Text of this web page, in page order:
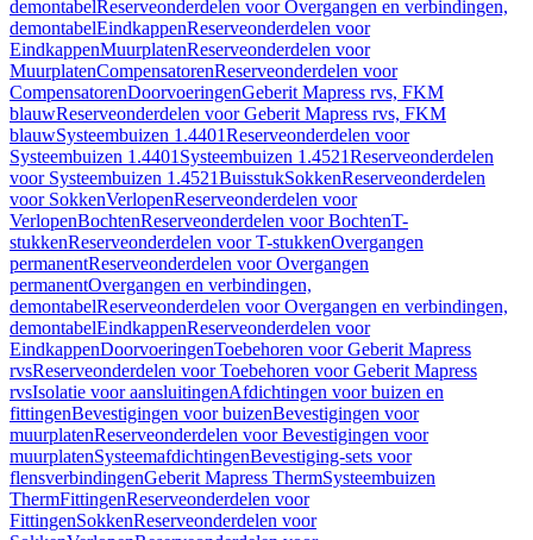
demontabelReserveonderdelen voor Overgangen en verbindingen,
demontabelEindkappenReserveonderdelen voor
EindkappenMuurplatenReserveonderdelen voor
MuurplatenCompensatorenReserveonderdelen voor
CompensatorenDoorvoeringenGeberit Mapress rvs, FKM
blauwReserveonderdelen voor Geberit Mapress rvs, FKM
blauwSysteembuizen 1.4401Reserveonderdelen voor
Systeembuizen 1.4401 Systeembuizen 1.4521Reserveonderdelen
voor Systeembuizen 1.4521BuisstukSokkenReserveonderdelen
voor SokkenVerlopenReserveonderdelen voor
VerlopenBochtenReserveonderdelen voor BochtenT-
stukkenReserveonderdelen voor T-stukkenOvergangen
permanentReserveonderdelen voor Overgangen
permanentOvergangen en verbindingen,
demontabelReserveonderdelen voor Overgangen en verbindingen,
demontabelEindkappenReserveonderdelen voor
EindkappenDoorvoeringenToebehoren voor Geberit Mapress
rvsReserveonderdelen voor Toebehoren voor Geberit Mapress
rvsIsolatie voor aansluitingenAfdichtingen voor buizen en
fittingenBevestigingen voor buizenBevestigingen voor
muurplatenReserveonderdelen voor Bevestigingen voor
muurplatenSysteemafdichtingenBevestiging-sets voor
flensverbindingenGeberit Mapress ThermSysteembuizen
ThermFittingenReserveonderdelen voor
FittingenSokkenReserveonderdelen voor